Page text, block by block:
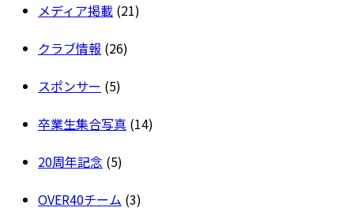
メディア掲載 (21)
クラブ情報 (26)
スポンサー (5)
卒業生集合写真 (14)
20周年記念 (5)
OVER40チーム (3)